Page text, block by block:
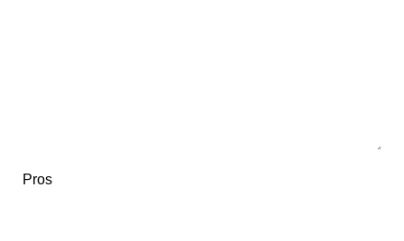
Pros